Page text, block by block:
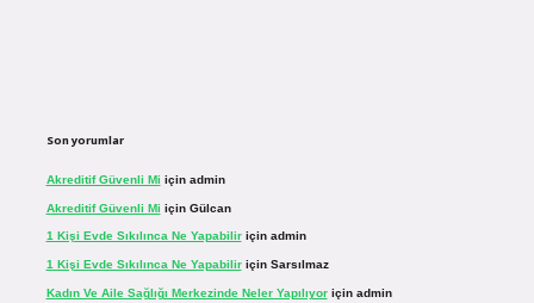
Son yorumlar
Akreditif Güvenli Mi için admin
Akreditif Güvenli Mi için Gülcan
1 Kişi Evde Sıkılınca Ne Yapabiliriçin admin
1 Kişi Evde Sıkılınca Ne Yapabiliriçin Sarsılmaz
Kadın Ve Aile Sağlığı Merkezinde Neler Yapılıyoriçin admin